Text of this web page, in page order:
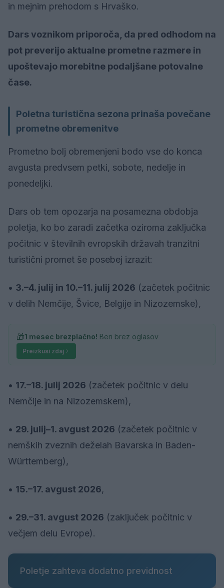
in mejnim prehodom s Hrvaško.
Dars voznikom priporoča, da pred odhodom na
pot preverijo aktualne prometne razmere in
upoštevajo morebitne podaljšane potovalne
čase.
Poletna turistična sezona prinaša povečane
prometne obremenitve
Prometno bolj obremenjeni bodo vse do konca
avgusta predvsem petki, sobote, nedelje in
ponedeljki.
Dars ob tem opozarja na posamezna obdobja
poletja, ko bo zaradi začetka oziroma zaključka
počitnic v številnih evropskih državah tranzitni
turistični promet še posebej izrazit:
• 3.–4. julij in 10.–11. julij 2026 (začetek počitnic
v delih Nemčije, Švice, Belgije in Nizozemske),
🎁1 mesec brezplačno! Beri brez oglasov
Preizkusi zdaj
• 17.–18. julij 2026 (začetek počitnic v delu
Nemčije in na Nizozemskem),
• 29. julij–1. avgust 2026 (začetek počitnic v
nemških zveznih deželah Bavarska in Baden-
Württemberg),
• 15.–17. avgust 2026,
• 29.–31. avgust 2026 (zaključek počitnic v
večjem delu Evrope).
Poletje zahteva dodatno previdnost